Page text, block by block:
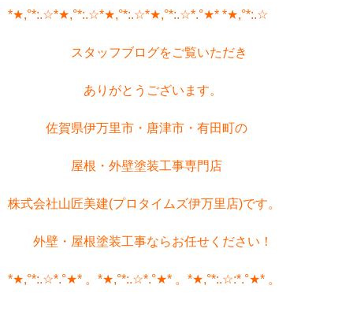
*★,°*:.☆*★,°*:.☆*★,°*:.☆*★,°*:.☆*.°★* *★,°*:.☆
スタッフブログをご覧いただき
ありがとうございます。
佐賀県伊万里市・唐津市・有田町の
屋根・外壁塗装工事専門店
株式会社山匠美建(プロタイムズ伊万里店)です。
外壁・屋根塗装工事ならお任せください！
*★,°*:.☆*.°★* 。*★,°*:.☆*.°★* 。*★,°*:.☆:*.°★* 。